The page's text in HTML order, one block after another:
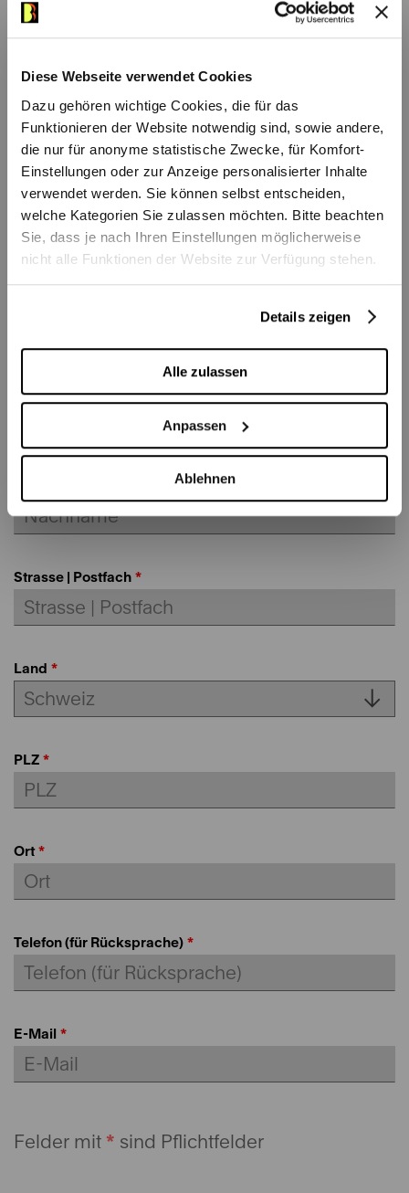
Diese Webseite verwendet Cookies
Dazu gehören wichtige Cookies, die für das
Funktionieren der Website notwendig sind, sowie andere,
die nur für anonyme statistische Zwecke, für Komfort-
Einstellungen oder zur Anzeige personalisierter Inhalte
verwendet werden. Sie können selbst entscheiden,
welche Kategorien Sie zulassen möchten. Bitte beachten
Sie, dass je nach Ihren Einstellungen möglicherweise
nicht alle Funktionen der Website zur Verfügung stehen.
Details zeigen
Alle zulassen
Anpassen
Ablehnen
Meine Angaben
Anrede
Kundennummer (falls vorhanden)
Pers.Daten
Vorname
Strasse | Postfach
Land
PLZ
Ort
Telefon (für Rücksprache)
E-Mail
Felder mit * sind Pflichtfelder